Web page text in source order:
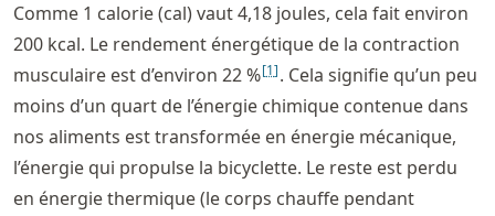
Comme 1 calorie (cal) vaut 4,18 joules, cela fait environ
200 kcal. Le rendement énergétique de la contraction
musculaire est d’environ 22 %[1]. Cela signifie qu’un peu
moins d’un quart de l’énergie chimique contenue dans
nos aliments est transformée en énergie mécanique,
l’énergie qui propulse la bicyclette. Le reste est perdu
en énergie thermique (le corps chauffe pendant